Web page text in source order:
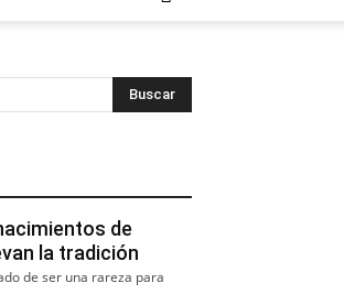
de
la tradición
de ser una rareza para